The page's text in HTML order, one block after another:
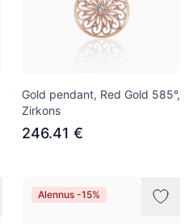
Gold pendant, Red Gold 585°,
Zirkons
246.41 €
Alennus -15%